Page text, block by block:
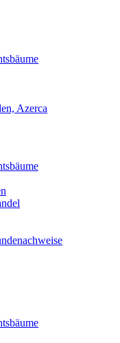
Azerca